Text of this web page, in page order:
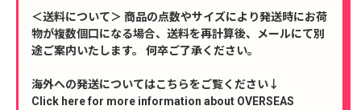
＜送料について＞ 商品の点数やサイズにより発送時にお荷
物が複数個口になる場合、送料を再計算後、メールにて別
途ご案内いたします。 何卒ご了承ください。
海外への発送についてはこちらをご覧ください↓
Click here for more information about OVERSEAS